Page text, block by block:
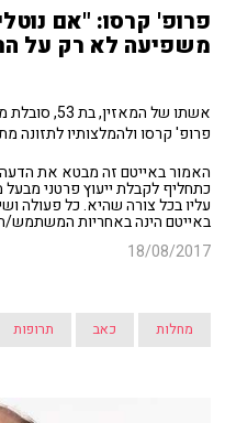
פרופ' קרסו: "אם
משפיעה לא רק על
אשתו של
פרופ' קרסו ולהמלצותיו לתזונה
האמור באייטם זה מבטא את
כתחליף לקבלת ייעוץ פרטני
עליו בכל צורה שהיא. כל פעולה
באייטם הינה באחריות המשתמש/
18/08/2017
מחלות כאב תרופות